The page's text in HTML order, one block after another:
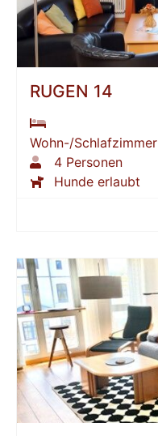
RÜGEN 14
Wohn-/Schlafzimmer
4 Personen
Hunde erlaubt